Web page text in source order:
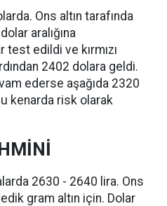
Ons altın tarafında
aralığına
test edildi ve kırmızı
2402 dolara geldi.
ederse aşağıda 2320
kenarda risk olarak
2630 - 2640 lira. Ons
gram altın için. Dolar